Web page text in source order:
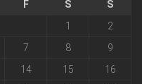
F S
S
1
2
7 8
9
14 15
16